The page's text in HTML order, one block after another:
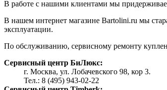
В работе с нашими клиентами мы
В нашем интернет магазине Bartolini.ru мы
эксплуатации.
По обслуживанию, сервисному ремонту
Сервисный центр БиЛюкс:
г. Москва, ул. Лобачевского 98, кор 3.
Тел.: 8 (495) 943-02-22